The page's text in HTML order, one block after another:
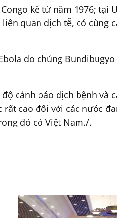
kể từ năm 1976;
quan dịch tễ, có
do chủng
cảnh báo dịch bệnh và
cao đối với các nước
đó có Việt Nam./.